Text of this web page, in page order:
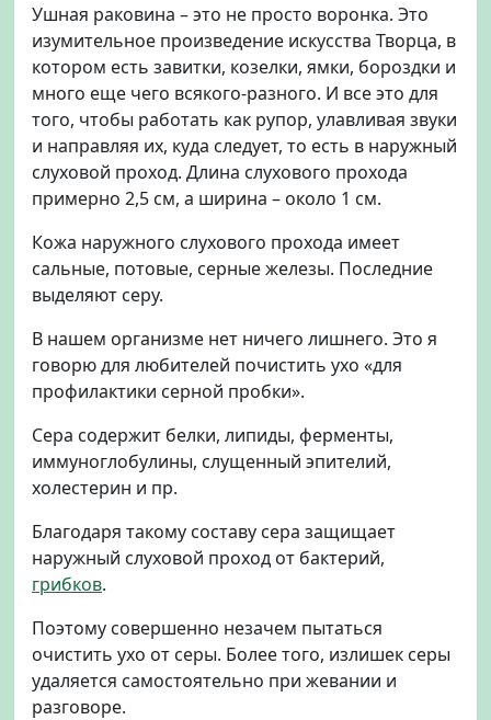
Ушная раковина – это не просто воронка. Это
изумительное произведение искусства Творца, в
котором есть завитки, козелки, ямки, бороздки и
много еще чего всякого-разного. И все это для
того, чтобы работать как рупор, улавливая звуки
и направляя их, куда следует, то есть в наружный
слуховой проход. Длина слухового прохода
примерно 2,5 см, а ширина – около 1 см.
Кожа наружного слухового прохода имеет
сальные, потовые, серные железы. Последние
выделяют серу.
В нашем организме нет ничего лишнего. Это я
говорю для любителей почистить ухо «для
профилактики серной пробки».
Сера содержит белки, липиды, ферменты,
иммуноглобулины, слущенный эпителий,
холестерин и пр.
Благодаря такому составу сера защищает
наружный слуховой проход от бактерий,
грибков.
Поэтому совершенно незачем пытаться
очистить ухо от серы. Более того, излишек серы
удаляется самостоятельно при жевании и
разговоре.